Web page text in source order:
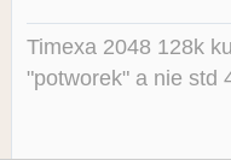
Timexa 2048 128k
"potworek" a nie std